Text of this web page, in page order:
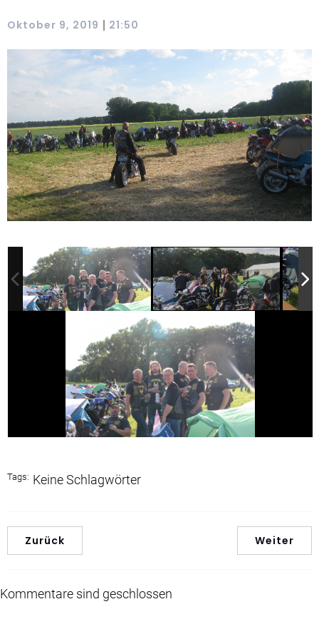
Oktober 9, 2019 | 21:50
Tags: Keine Schlagwörter
Zurück Weiter
Kommentare sind geschlossen